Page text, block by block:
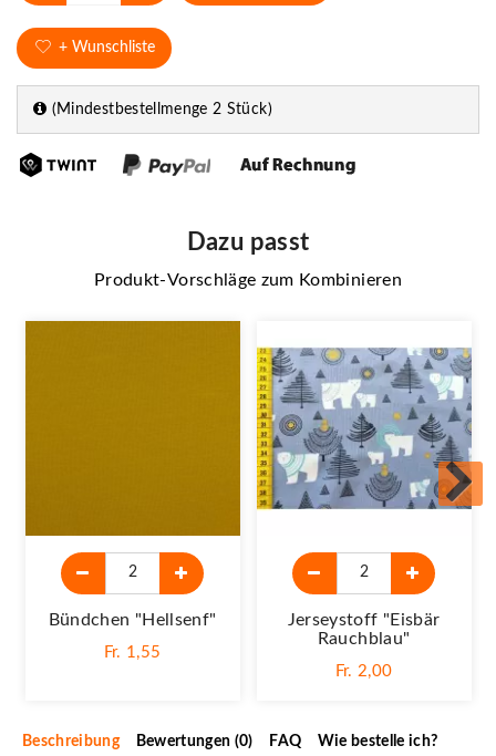
+ Wunschliste
(Mindestbestellmenge 2 Stück)
Dazu passt
Produkt-Vorschläge zum Kombinieren
Bündchen "Hellsenf"
Fr. 1,55
Jerseystoff "Eisbär
Rauchblau"
Fr. 2,00
Beschreibung Bewertungen (0) FAQ Wie bestelle ich?